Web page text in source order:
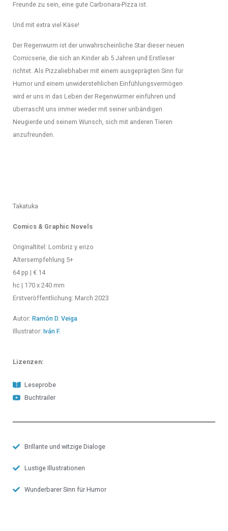
Freunde zu sein, eine gute Carbonara-Pizza ist.
Und mit extra viel Käse!
Der Regenwurm ist der unwahrscheinliche Star dieser neuen
Comicserie, die sich an Kinder ab 5 Jahren und Erstleser
richtet. Als Pizzaliebhaber mit einem ausgeprägten Sinn für
Humor und einem unwiderstehlichen Einfühlungsvermögen
wird er uns in das Leben der Regenwürmer einführen und
überrascht uns immer wieder mit seiner unbändigen
Neugierde und seinem Wunsch, sich mit anderen Tieren
anzufreunden.
Takatuka
Comics & Graphic Novels
Originaltitel: Lombriz y erizo
Altersempfehlung 5+
64 pp | € 14
hc | 170 x 240 mm
Erstveröffentlichung: March 2023
Autor: Ramón D. Veiga
Illustrator: Iván F.
Lizenzen:
Leseprobe
Buchtrailer
Brillante und witzige Dialoge
Lustige Illustrationen
Wunderbarer Sinn für Humor